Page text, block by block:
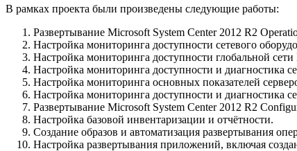
В рамках проекта были произведены следующие работы:
Развертывание Microsoft System Center 2012 R2
Настройка мониторинга доступности сетевого
Настройка мониторинга доступности глобальной сети
Настройка мониторинга доступности и диагностика
Настройка мониторинга основных показателей
Настройка мониторинга доступности и диагностика
Развертывание Microsoft System Center 2012 R2
Настройка базовой инвентаризации и отчётности.
Создание образов и автоматизация развертывания
Настройка развертывания приложений, включая